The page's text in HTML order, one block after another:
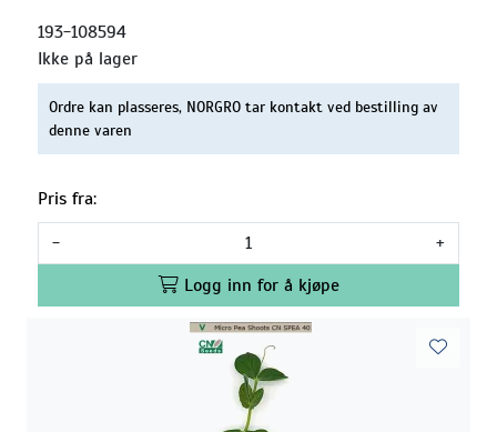
193-108594
Ikke på lager
Ordre kan plasseres, NORGRO tar kontakt ved bestilling av
denne varen
Pris fra:
-
+
Logg inn for å kjøpe